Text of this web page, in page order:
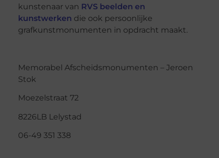
kunstenaar van RVS beelden en
kunstwerken die ook persoonlijke
grafkunstmonumenten in opdracht maakt.
Memorabel Afscheidsmonumenten – Jeroen
Stok
Moezelstraat 72
8226LB Lelystad
06-49 351 338